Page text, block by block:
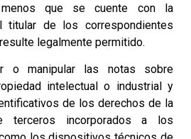
que se cuente con la
titular de los correspondientes
legalmente permitido.
o manipular las notas sobre
intelectual o industrial y
de los derechos de la
terceros incorporados a los